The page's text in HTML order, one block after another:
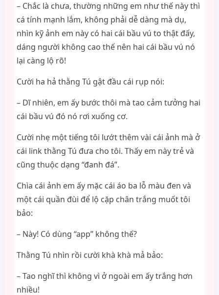
– Chắc là chưa, thường những em như thế này thì
cá tính mạnh lắm, không phải dễ dàng mà dụ,
nhìn kỹ ảnh em này có hai cái bầu vú to thật đấy,
dáng người không cao thế nên hai cái bầu vú nó
lại càng lộ rõ!
Cười ha hả thằng Tú gật đầu cái rụp nói:
– Dĩ nhiên, em ấy bước thôi mà tao cảm tưởng hai
cái bầu vú đó nó rơi xuống cơ.
Cười nhẹ một tiếng tôi lướt thêm vài cái ảnh mà ở
cái link thằng Tú đưa cho tôi. Thấy em này trẻ và
cũng thuộc dạng “đanh đá”.
Chìa cái ảnh em ấy mặc cái áo ba lỗ màu đen và
một cái quần đùi để lộ cặp chân trắng muốt tôi
bảo:
– Này! Có dùng “app” không thế?
Thằng Tú nhìn rồi cười khà khà mả bảo:
– Tao nghĩ thì không vì ở ngoài em ấy trắng hơn
nhiều!